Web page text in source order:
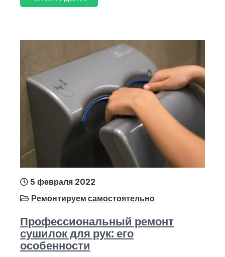
5 февраля 2022
Ремонтируем самостоятельно
Профессиональный ремонт
сушилок для рук: его
особенности